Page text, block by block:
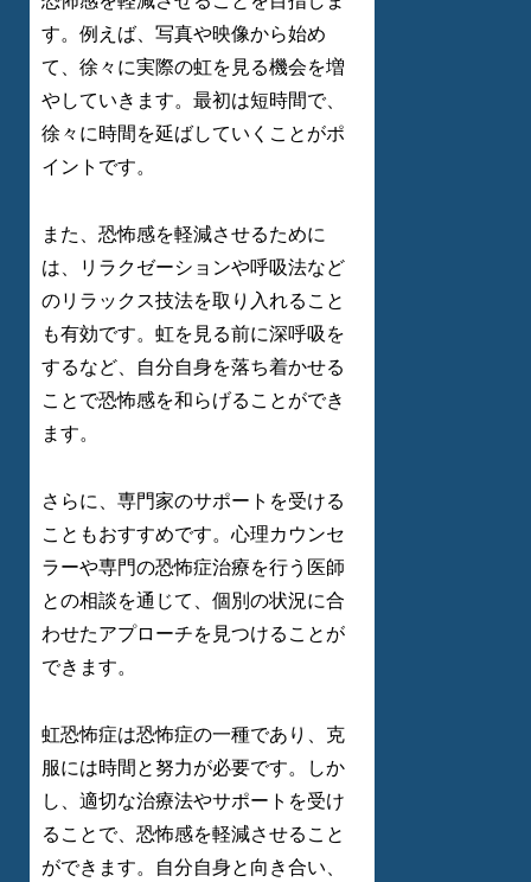
す。例えば、写真や映像から始め
て、徐々に実際の虹を見る機会を増
やしていきます。最初は短時間で、
徐々に時間を延ばしていくことがポ
イントです。
また、恐怖感を軽減させるために
は、リラクゼーションや呼吸法など
のリラックス技法を取り入れること
も有効です。虹を見る前に深呼吸を
するなど、自分自身を落ち着かせる
ことで恐怖感を和らげることができ
ます。
さらに、専門家のサポートを受ける
こともおすすめです。心理カウンセ
ラーや専門の恐怖症治療を行う医師
との相談を通じて、個別の状況に合
わせたアプローチを見つけることが
できます。
虹恐怖症は恐怖症の一種であり、克
服には時間と努力が必要です。しか
し、適切な治療法やサポートを受け
ることで、恐怖感を軽減させること
ができます。自分自身と向き合い、